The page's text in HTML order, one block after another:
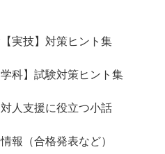
実技】対策ヒント集
科】試験対策ヒント集
人支援に役立つ小話
報（合格発表など）